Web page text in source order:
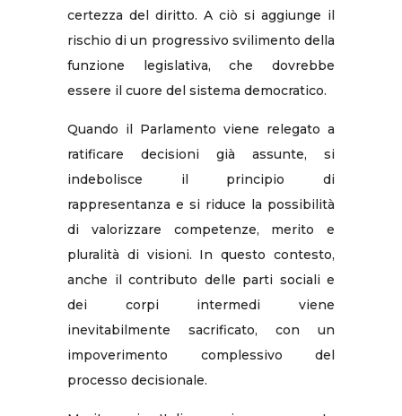
certezza del diritto. A ciò si aggiunge il
rischio di un progressivo svilimento della
funzione legislativa, che dovrebbe
essere il cuore del sistema democratico.
Quando il Parlamento viene relegato a
ratificare decisioni già assunte, si
indebolisce il principio di
rappresentanza e si riduce la possibilità
di valorizzare competenze, merito e
pluralità di visioni. In questo contesto,
anche il contributo delle parti sociali e
dei corpi intermedi viene
inevitabilmente sacrificato, con un
impoverimento complessivo del
processo decisionale.